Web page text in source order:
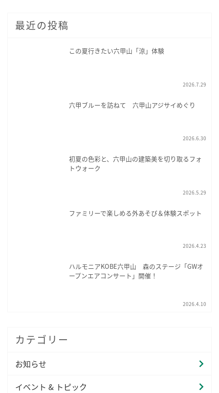
最近の投稿
この夏行きたい六甲山「涼」体験
2026.7.29
六甲ブルーを訪ねて 六甲山アジサイめぐり
2026.6.30
初夏の色彩と、六甲山の建築美を切り取るフォ
トウォーク
2026.5.29
ファミリーで楽しめる外あそび＆体験スポット
2026.4.23
ハルモニアKOBE六甲山 森のステージ「GWオ
ープンエアコンサート」開催！
2026.4.10
カテゴリー
お知らせ
イベント & トピック